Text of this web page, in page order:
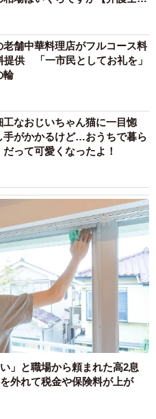
老舗中華料理店がフルコース料
提供 「一市民としてお礼を」
輪
なおじいちゃん猫に一目惚
がかかるけど…おうちで暮ら
って可愛くなったよ！
」と職場から頼まれた高2息
外れて税金や保険料が上が